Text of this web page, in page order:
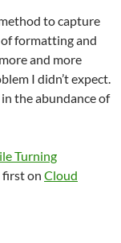
to capture
of formatting and
and more
I didn’t expect.
the abundance of
Turning
first on Cloud